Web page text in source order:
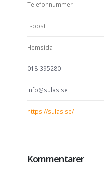
Telefonnummer
E-post
Hemsida
018-395280
info@sulas.se
https://sulas.se/
Kommentarer